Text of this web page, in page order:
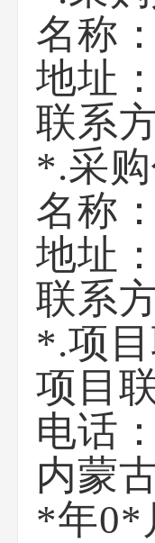
名称：
地址：
联系
*.采
名称：
地址：
联系
*.项
项目
电话：
内蒙
*年0*